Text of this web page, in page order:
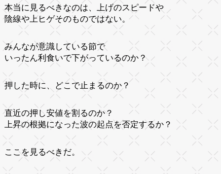
本当に見るべきなのは、上げのスピードや
陰線や上ヒゲそのものではない。
みんなが意識している節で
いったん利食いで下がっているのか？
押した時に、どこで止まるのか？
直近の押し安値を割るのか？
上昇の根拠になった波の起点を否定するか？
ここを見るべきだ。